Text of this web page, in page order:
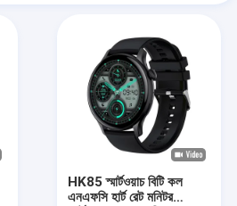
HK85 স্মার্টওয়াচ বিটি কল
এনএফসি হার্ট রেট মনিটর